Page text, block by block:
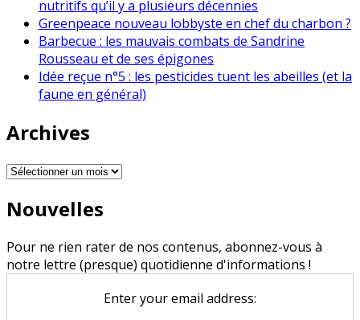
nutritifs qu’il y a plusieurs décennies
Greenpeace nouveau lobbyste en chef du charbon ?
Barbecue : les mauvais combats de Sandrine
Rousseau et de ses épigones
Idée reçue n°5 : les pesticides tuent les abeilles (et la
faune en général)
Archives
Archives
Nouvelles
Pour ne rien rater de nos contenus, abonnez-vous à
notre lettre (presque) quotidienne d'informations !
Enter your email address: